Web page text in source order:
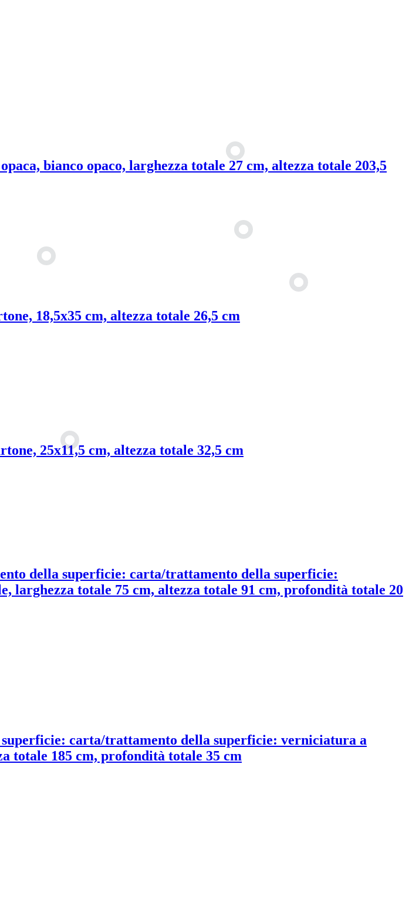
bianco opaco, larghezza totale 27 cm, altezza totale 203,5
18,5x35 cm, altezza totale 26,5 cm
25x11,5 cm, altezza totale 32,5 cm
della superficie: carta/trattamento della superficie:
totale 75 cm, altezza totale 91 cm, profondità totale 20
carta/trattamento della superficie: verniciatura a
totale 185 cm, profondità totale 35 cm